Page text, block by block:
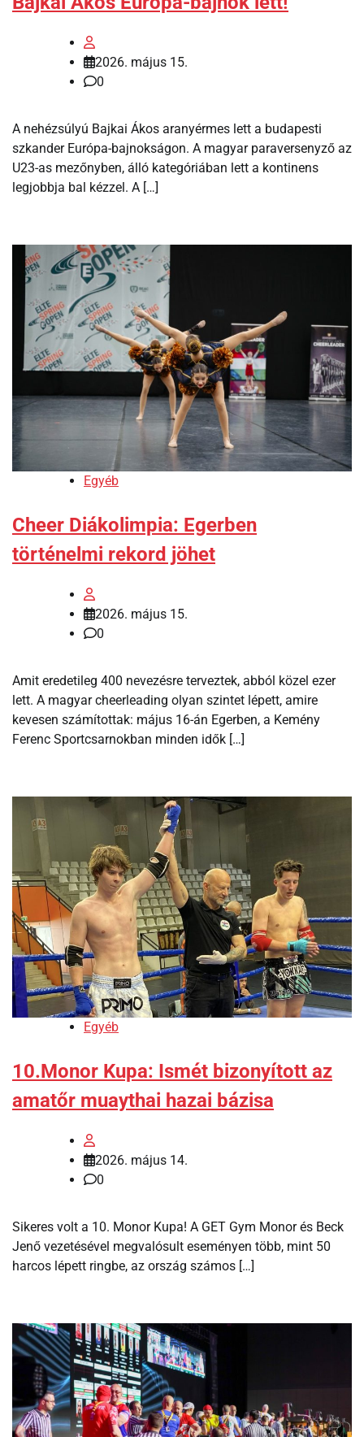
2026. május 15.
0
A nehézsúlyú Bajkai Ákos aranyérmes lett a budapesti
szkander Európa-bajnokságon. A magyar paraversenyző az
U23-as mezőnyben, álló kategóriában lett a kontinens
legjobbja bal kézzel. A […]
Egyéb
Cheer Diákolimpia: Egerben
történelmi rekord jöhet
2026. május 15.
0
Amit eredetileg 400 nevezésre terveztek, abból közel ezer
lett. A magyar cheerleading olyan szintet lépett, amire
kevesen számítottak: május 16-án Egerben, a Kemény
Ferenc Sportcsarnokban minden idők […]
Egyéb
10.Monor Kupa: Ismét bizonyított az
amatőr muaythai hazai bázisa
2026. május 14.
0
Sikeres volt a 10. Monor Kupa! A GET Gym Monor és Beck
Jenő vezetésével megvalósult eseményen több, mint 50
harcos lépett ringbe, az ország számos […]